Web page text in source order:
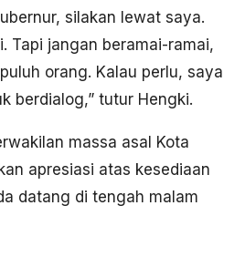
silakan lewat saya.
Tapi jangan beramai-ramai,
orang. Kalau perlu, saya
berdialog,” tutur Hengki.
massa asal Kota
apresiasi atas kesediaan
datang di tengah malam